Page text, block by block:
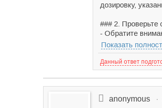
дозировку,
### 2. Проверьте
- Обратите
Показать
Данный ответ
anonymous ·